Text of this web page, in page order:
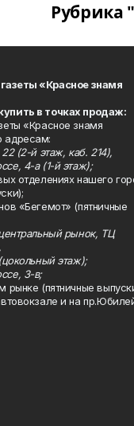
«Красное знамя
в точках продаж:
«Красное знамя
адресам:
(2-й этаж, каб. 214),
4-а (1-й этаж);
отделениях нашего
«Бегемот» (пятничные
рынок, ТЦ
этаж);
3-в;
рынке (пятничные
и на